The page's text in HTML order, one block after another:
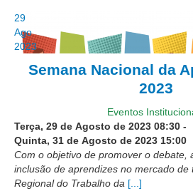
Editais de Credenciamento
Pontos de Inclusão Digital
Monitoramento do Serviços
Conexão Inclusiva
Inscrições
Informe de Rendimentos -
29
Ago
2023
Semana Nacional da
2023
Eventos
Terça, 29 de Agosto de 2023 08:30 -
Quinta, 31 de Agosto de 2023 15:00
Com o objetivo de promover o debate,
inclusão de aprendizes no mercado de
Regional do Trabalho da [...]